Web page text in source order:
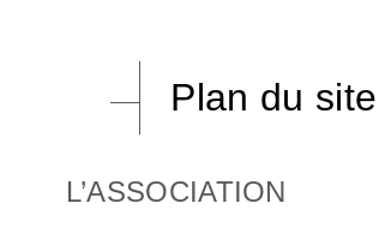
Plan du site
L’ASSOCIATION